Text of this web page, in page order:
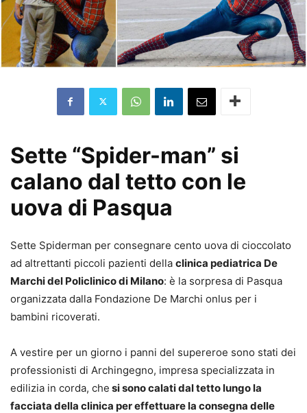
Sette “Spider-man” si
calano dal tetto con le
uova di Pasqua
Sette Spiderman per consegnare cento uova di cioccolato
ad altrettanti piccoli pazienti della clinica pediatrica De
Marchi del Policlinico di Milano: è la sorpresa di Pasqua
organizzata dalla Fondazione De Marchi onlus per i
bambini ricoverati.
A vestire per un giorno i panni del supereroe sono stati dei
professionisti di Archingegno, impresa specializzata in
edilizia in corda, che si sono calati dal tetto lungo la
facciata della clinica per effettuare la consegna delle